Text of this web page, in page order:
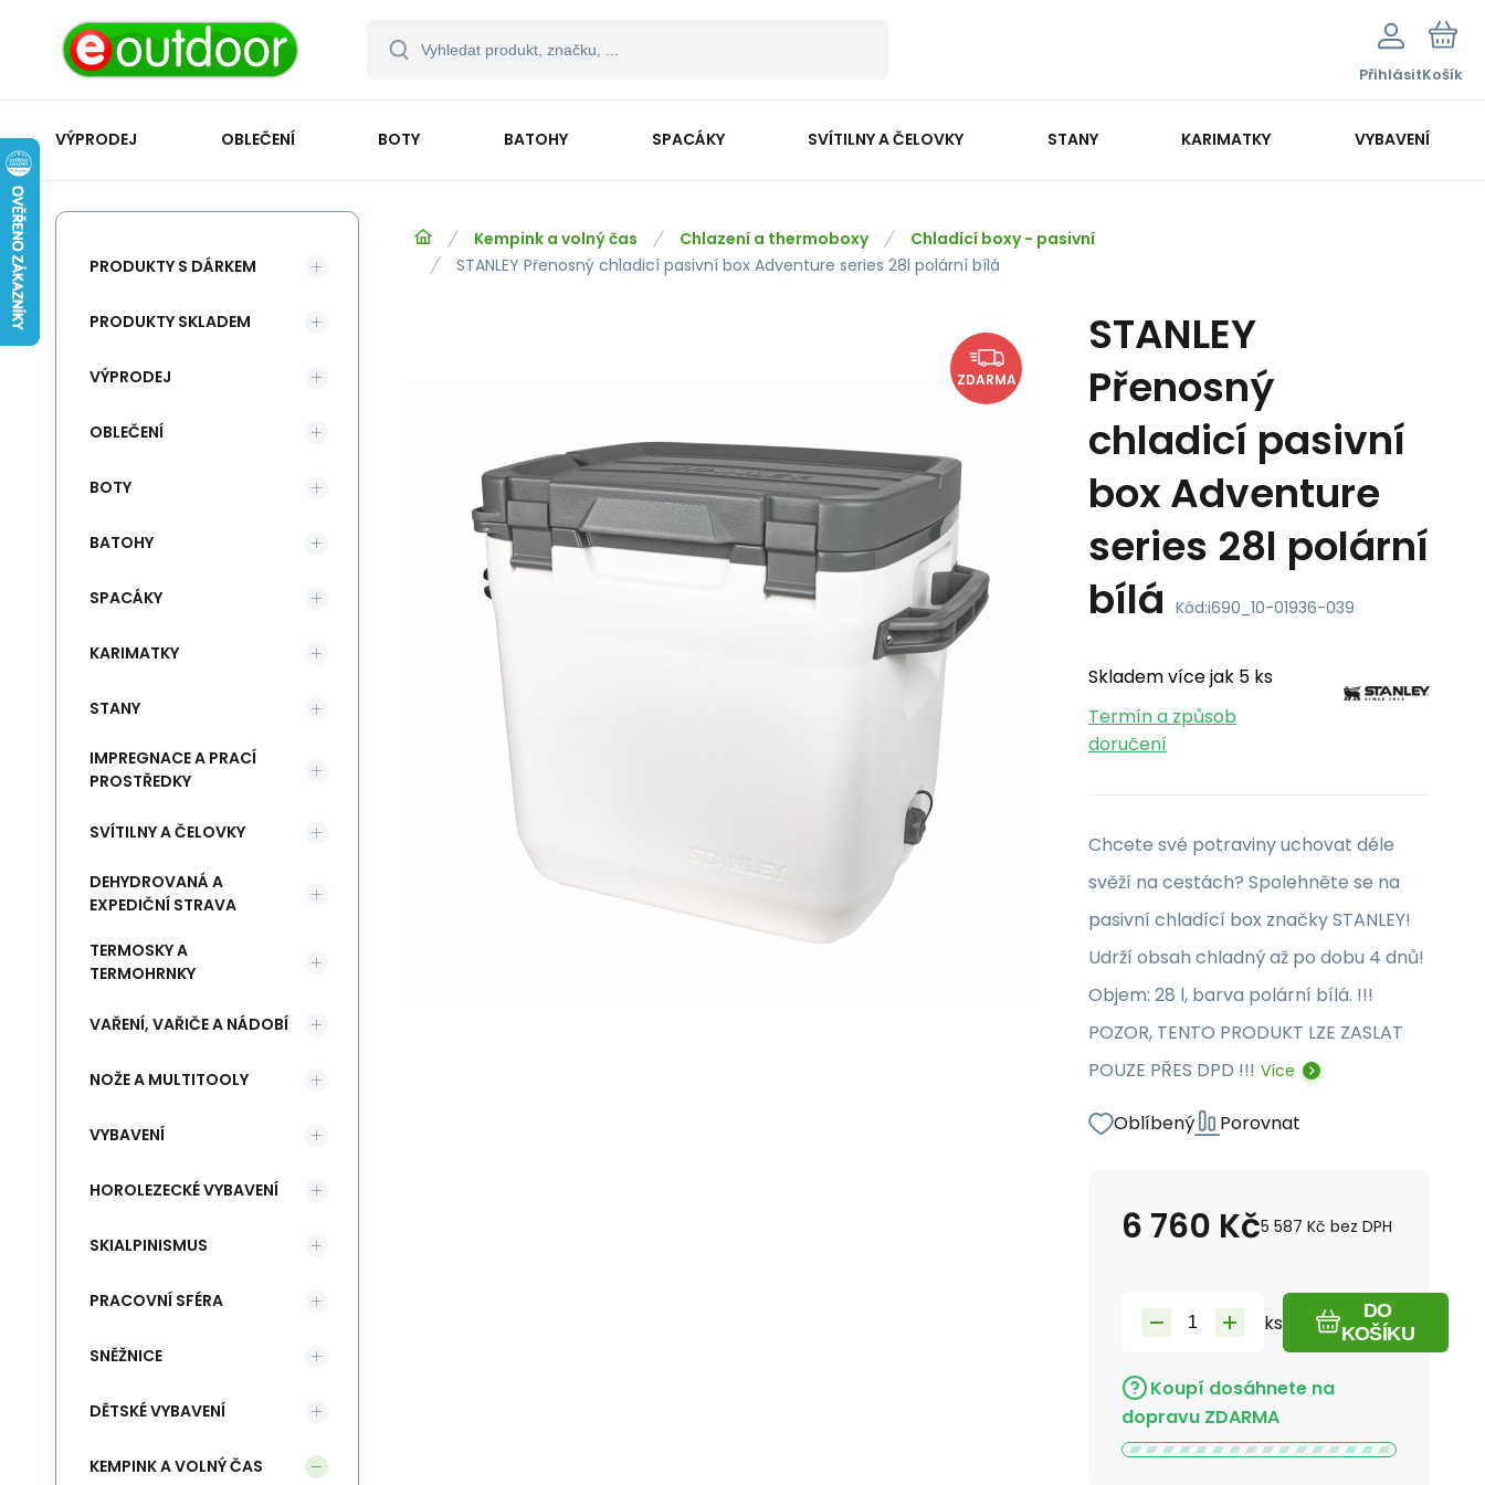
PřihlásitKošík
VÝPRODEJ OBLEČENÍ BOTY BATOHY SPACÁKY SVÍTILNY A ČELOVKY STANY KARIMATKY VYBAVENÍ
Kempink a volný čas Chlazení a thermoboxy
Chladící boxy - pasivní
STANLEY Přenosný chladicí pasivní box Adventure series 28l polární bílá
ZDARMA
STANLEY
Přenosný
chladicí pasivní
box Adventure
series 28l polární
bílá Kód:i690_10-01936-039
Skladem více jak 5 ks
Termín a způsob
doručení
Chcete své potraviny uchovat déle
svěží na cestách? Spolehněte se na
pasivní chladící box značky STANLEY!
Udrží obsah chladný až po dobu 4 dnů!
Objem: 28 l, barva polární bílá. !!!
POZOR, TENTO PRODUKT LZE ZASLAT
POUZE PŘES DPD !!! Více
Oblíbený Porovnat
6 760 Kč5 587 Kč bez DPH
ks
DO
KOŠÍKU
Koupí dosáhnete na
dopravu ZDARMA
PRODUKTY S DÁRKEM
PRODUKTY SKLADEM
VÝPRODEJ
OBLEČENÍ
BOTY
BATOHY
SPACÁKY
KARIMATKY
STANY
IMPREGNACE A PRACÍ
PROSTŘEDKY
SVÍTILNY A ČELOVKY
DEHYDROVANÁ A
EXPEDIČNÍ STRAVA
TERMOSKY A
TERMOHRNKY
VAŘENÍ, VAŘIČE A NÁDOBÍ
NOŽE A MULTITOOLY
VYBAVENÍ
HOROLEZECKÉ VYBAVENÍ
SKIALPINISMUS
PRACOVNÍ SFÉRA
SNĚŽNICE
DĚTSKÉ VYBAVENÍ
KEMPINK A VOLNÝ ČAS